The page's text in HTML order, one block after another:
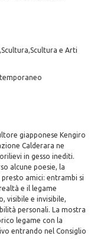
e Arti
giapponese Kengiro
Calderara ne
in gesso inediti.
alcune poesie, la
amici: entrambi si
e il legame
visibile e invisibile,
personali. La mostra
legame con la
entrando nel Consiglio